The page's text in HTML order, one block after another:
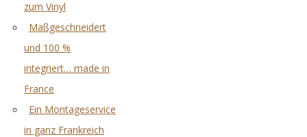
zum Vinyl
Maßgeschneidert
und 100 %
integriert… made in
France
Ein Montageservice
in ganz Frankreich